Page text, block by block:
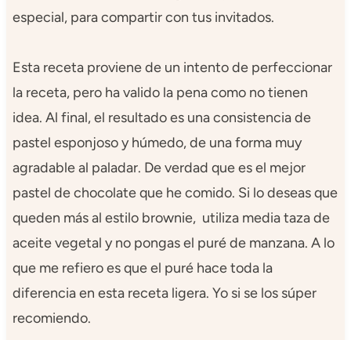
especial, para compartir con tus invitados.
Esta receta proviene de un intento de perfeccionar
la receta, pero ha valido la pena como no tienen
idea. Al final, el resultado es una consistencia de
pastel esponjoso y húmedo, de una forma muy
agradable al paladar. De verdad que es el mejor
pastel de chocolate que he comido. Si lo deseas que
queden más al estilo brownie, utiliza media taza de
aceite vegetal y no pongas el puré de manzana. A lo
que me refiero es que el puré hace toda la
diferencia en esta receta ligera. Yo si se los súper
recomiendo.